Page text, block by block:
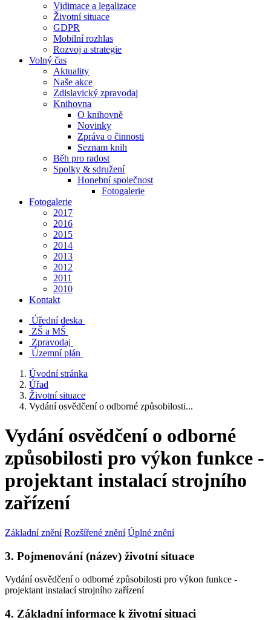
Vidimace a legalizace
Životní situace
GDPR
Mobilní rozhlas
Rozvoj a strategie
Volný čas
Aktuality
Naše akce
Zdislavický zpravodaj
Knihovna
O knihovně
Novinky
Zpráva o činnosti
Seznam knih
Běh pro radost
Spolky & sdružení
Honební společnost
Fotogalerie
Fotogalerie
2017
2016
2015
2014
2013
2012
2011
2010
Kontakt
Úřední deska
ZŠ a MŠ
Zpravodaj
Územní plán
Úvodní stránka
Úřad
Životní situace
Vydání osvědčení o odborné způsobilosti...
Vydání osvědčení o odborné
způsobilosti pro výkon funkce -
projektant instalací strojního
zařízení
Základní znění Rozšířené znění Úplné znění
3. Pojmenování (název) životní situace
Vydání osvědčení o odborné způsobilosti pro výkon funkce -
projektant instalací strojního zařízení
4. Základní informace k životní situaci